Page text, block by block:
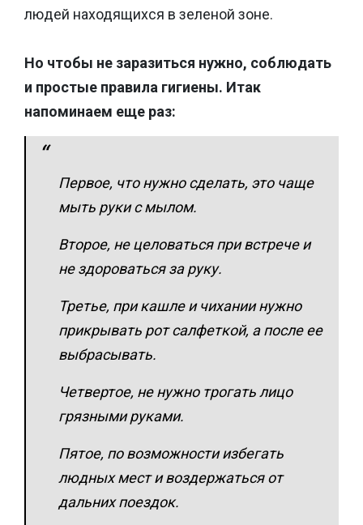
людей находящихся в зеленой зоне.
Но чтобы не заразиться нужно, соблюдать
и простые правила гигиены. Итак
напоминаем еще раз:
Первое, что нужно сделать, это чаще
мыть руки с мылом.
Второе, не целоваться при встрече и
не здороваться за руку.
Третье, при кашле и чихании нужно
прикрывать рот салфеткой, а после ее
выбрасывать.
Четвертое, не нужно трогать лицо
грязными руками.
Пятое, по возможности избегать
людных мест и воздержаться от
дальних поездок.